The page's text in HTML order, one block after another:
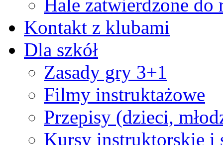
Hale zatwierdzone
Kontakt z klubami
Dla szkół
Zasady gry 3+1
Filmy instruktażowe
Przepisy (dzieci,
Kursy instruktorskie i